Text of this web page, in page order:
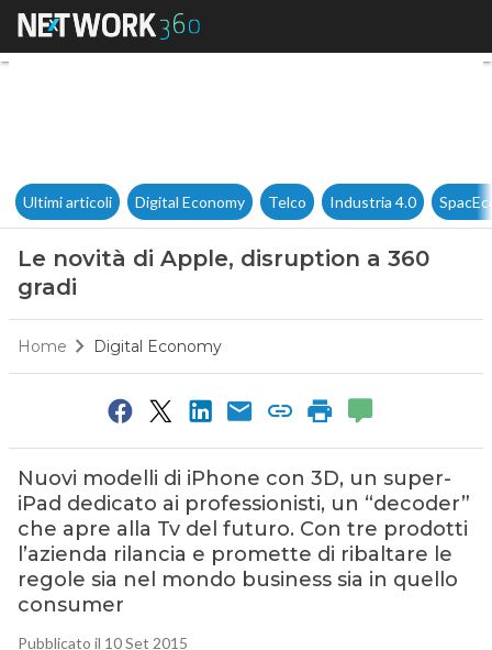
Le novità di Apple, disruption
Ultimi articoli Digital Economy Telco Industria 4.0
Le novità di Apple, disruption a 360
gradi
Home Digital Economy
Nuovi modelli di iPhone con 3D, un super-
iPad dedicato ai professionisti, un “decoder”
che apre alla Tv del futuro. Con tre prodotti
l’azienda rilancia e promette di ribaltare le
regole sia nel mondo business sia in quello
consumer
Pubblicato il 10 Set 2015